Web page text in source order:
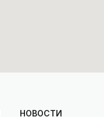
НОВОСТИ